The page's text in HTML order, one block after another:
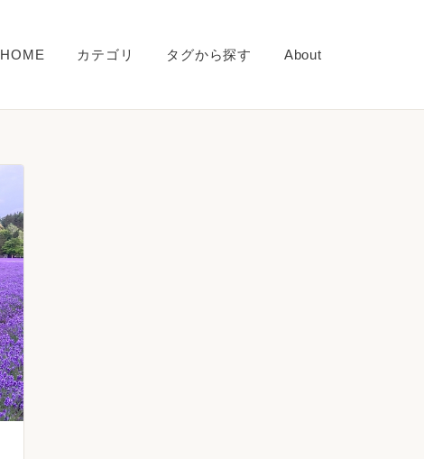
HOME カテゴリ タグから探す About